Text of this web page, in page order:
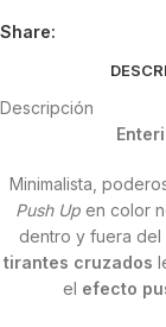
Share:
Descripción
Minimalista,
Push Up en color
dentro y fuera del
tirantes cruzados
el efecto